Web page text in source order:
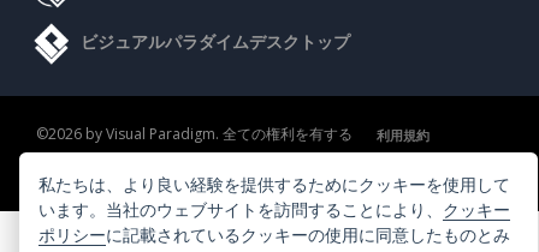
ビジュアルパラダイムデスクトップ
©2026 by Visual Paradigm. 全ての権利を有する
利用規約
プライバシーポリシー
Content Guidelines セキュリティ概要
私たちは、より良い経験を提供するためにクッキーを使用して
います。当社のウェブサイトを訪問することにより、 クッキー
ポリシーに記載されているクッキーの使用に同意したものとみ